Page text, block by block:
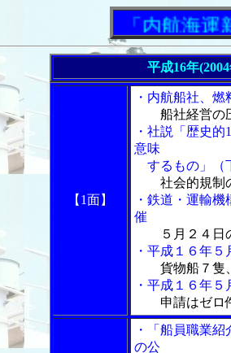
「内航海運新
平成16年
【1面】
・内航船社、
船社経営の
・社説「歴史
意味
するもの」（
社会的規制
・鉄道・運輸
催
５月２４
・平成１６年
貨物船７隻
・平成１６年
申請はゼロ
・「船員職業
の公